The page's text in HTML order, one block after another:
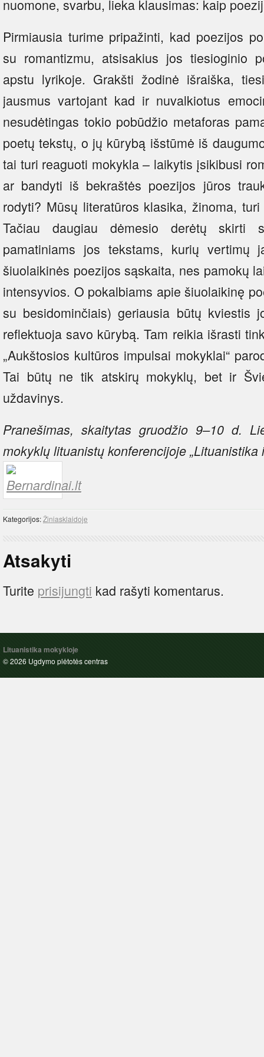
nuomone, svarbu, lieka klausimas: kaip
Pirmiausia turime pripažinti, kad poezijos
su romantizmu, atsisakius jos tiesioginio
apstu lyrikoje. Grakšti žodinė išraiška,
jausmus vartojant kad ir nuvalkiotus
nesudėtingas tokio pobūdžio metaforas
poetų tekstų, o jų kūrybą išstūmė iš
tai turi reaguoti mokykla – laikytis įsikibusi
ar bandyti iš bekraštės poezijos jūros
rodyti? Mūsų literatūros klasika, žinoma,
Tačiau daugiau dėmesio derėtų skirti
pamatiniams jos tekstams, kurių
šiuolaikinės poezijos sąskaita, nes pamokų
intensyvios. O pokalbiams apie šiuolaikinę
su besidominčiais) geriausia būtų kviestis
reflektuoja savo kūrybą. Tam reikia išrasti
„Aukštosios kultūros impulsai mokyklai“
Tai būtų ne tik atskirų mokyklų, bet ir
uždavinys.
Pranešimas, skaitytas gruodžio 9–10 d.
mokyklų lituanistų konferencijoje „Lituanistika
Kategorijos:Žiniasklaidoje
Atsakyti
Turite prisijungti kad rašyti komentarus.
Lituanistika mokykloje
© 2026 Ugdymo plėtotės centras